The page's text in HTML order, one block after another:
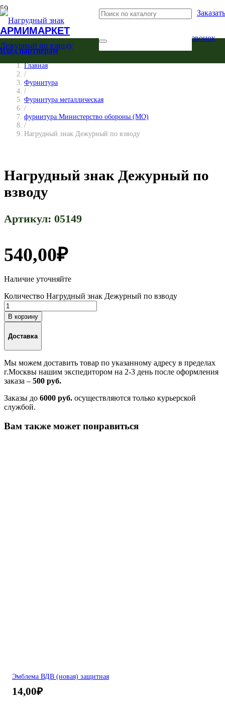
АРМИМАРКЕТ
Заказать
звонок
Вход партнерам
Главная
/
Фурнитура
/
Фурнитура металлическая
/
фурнитура Министерство обороны (МО)
/
Нагрудный знак Дежурный по взводу
Нагрудный знак Дежурный по
взводу
Артикул: 05149
540,00₽
Наличие уточняйте
Количество Нагрудный знак Дежурный по взводу
В корзину
Доставка
Мы можем доставить товар по указанному адресу в пределах
г.Москвы нашим экспедитором на 2-3 день после оформления
заказа – 500 руб.
Заказы до 6000 руб. осуществляются только курьерской
службой.
Вам также может понравиться
Эмблема ВДВ (новая) защитная
14,00₽